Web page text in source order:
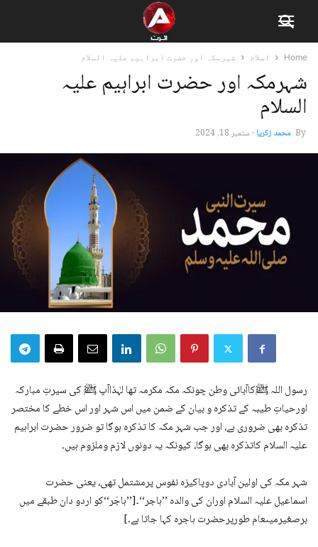
Home اسلام شہرمکہ اور حضرت ابراہیم علیہ السلام
شہرمکہ اور حضرت ابراہیم علیہ
السلام
By محمد زکریا-ستمبر 18, 2024
رسول اللہ ﷺکاآبائی وطن چونکہ مکہ مکرمہ تھا لہٰذاآپ ﷺ کی سیرتِ مبارکہ
اورحیاتِ طیبہ کے تذکرہ و بیان کے ضمن میں اس شہر اور اس خطے کا مختصر
تذکرہ بھی ضروری ہے، اور جب شہر مکہ کا تذکرہ ہوگا تو ضرور حضرت ابراہیم
علیہ السلام کاتذکرہ بھی ہوگا، کیونکہ یہ دونوں لازم وملزوم ہیں۔
شہر مکہ کی اولین آبادی دوپاکیزہ نفوس پرمشتمل تھی، یعنی حضرت
اسماعیل علیہ السلام اوران کی والدہ ’’ہاجر‘‘۔[’’ہاجَر‘‘کو اردو دان طبقے میں
برصغیرمیںعام طورپرحضرت ہاجرہ کہا جاتا ہے۔]